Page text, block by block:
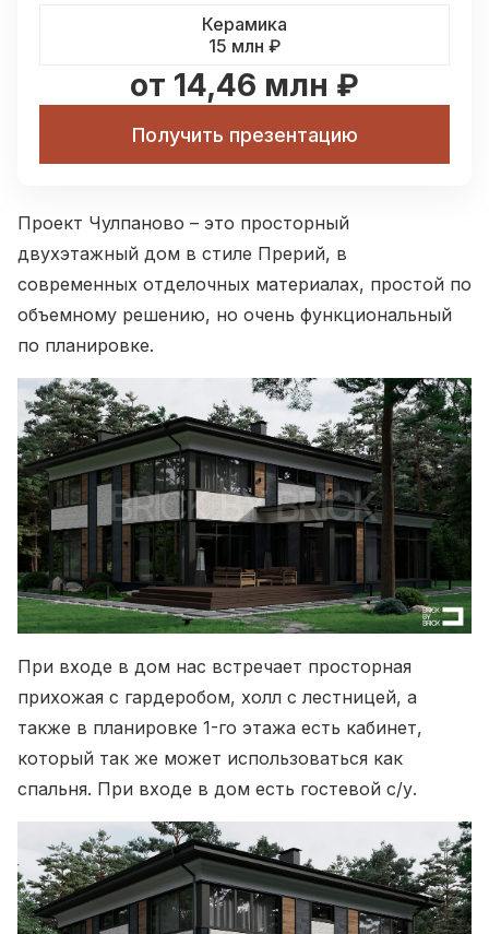
Керамика
15 млн ₽
от 14,46 млн ₽
Получить презентацию
Проект Чулпаново – это просторный
двухэтажный дом в стиле Прерий, в
современных отделочных материалах, простой по
объемному решению, но очень функциональный
по планировке.
При входе в дом нас встречает просторная
прихожая с гардеробом, холл с лестницей, а
также в планировке 1-го этажа есть кабинет,
который так же может использоваться как
спальня. При входе в дом есть гостевой с/у.